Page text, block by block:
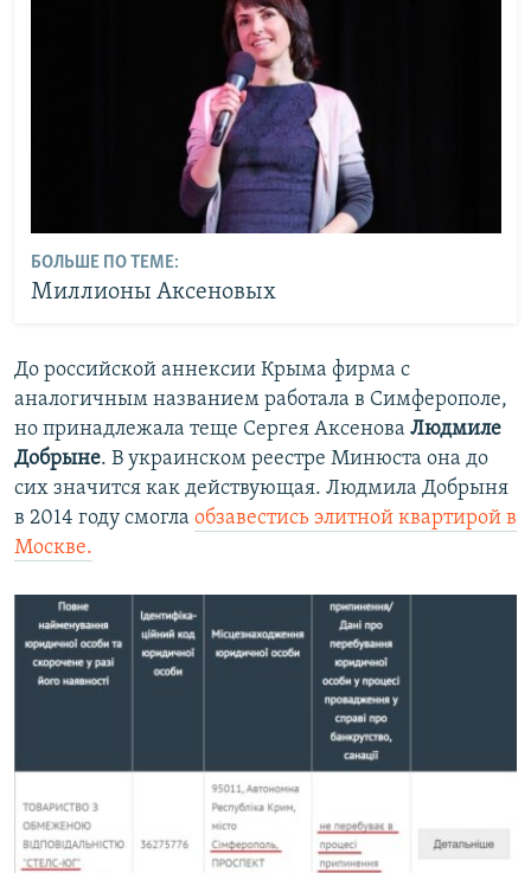
БОЛЬШЕ ПО ТЕМЕ:
Миллионы Аксеновых
До российской аннексии Крыма фирма с
аналогичным названием работала в Симферополе,
но принадлежала теще Сергея Аксенова Людмиле
Добрыне. В украинском реестре Минюста она до
сих значится как действующая. Людмила Добрыня
в 2014 году смогла обзавестись элитной квартирой в
Москве.